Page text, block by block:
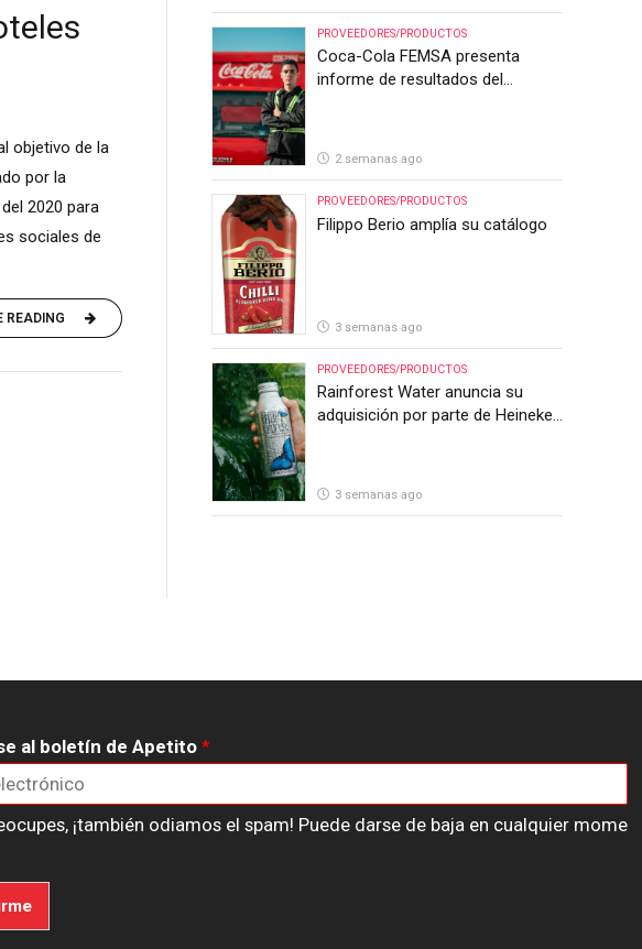
objetivo de la
por la
2020 para
sociales de
READING
PROVEEDORES/PRODUCTOS
Coca-Cola FEMSA presenta
informe de resultados del
2 semanas ago
PROVEEDORES/PRODUCTOS
Filippo Berio amplía su catálogo
3 semanas ago
PROVEEDORES/PRODUCTOS
Rainforest Water anuncia su
adquisición por parte de Heineken
3 semanas ago
al boletín de Apetito *
¡también odiamos el spam! Puede darse de baja en cualquier mome